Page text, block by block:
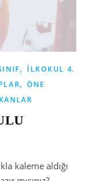
, İLKOKUL 4.
,ÖNE
kaleme aldığı